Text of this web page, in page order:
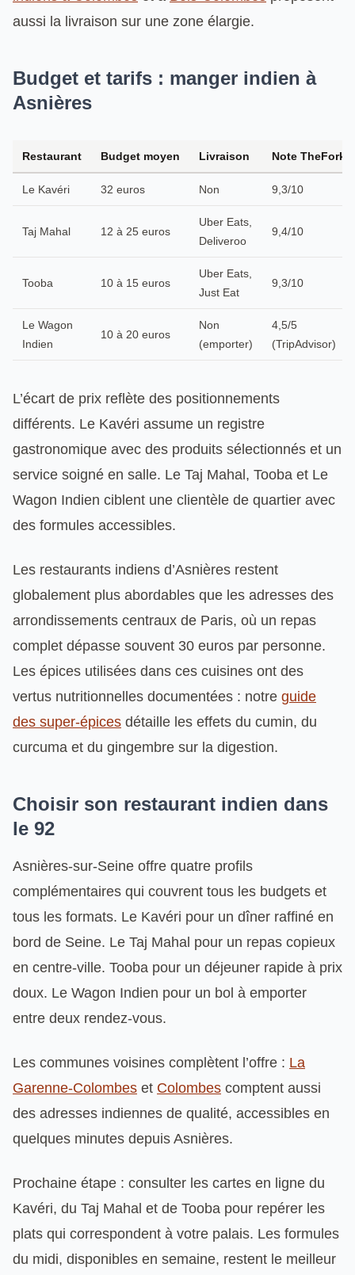
aussi la livraison sur une zone élargie.
Budget et tarifs : manger indien à
Asnières
Restaurant Budget moyen Livraison Note TheFork
Le Kavéri 32 euros Non 9,3/10
Taj Mahal 12 à 25 euros
Uber Eats,
Deliveroo
9,4/10
Tooba 10 à 15 euros
Uber Eats,
Just Eat
9,3/10
Le Wagon
Indien
10 à 20 euros
Non
(emporter)
4,5/5
(TripAdvisor)
L’écart de prix reflète des positionnements
différents. Le Kavéri assume un registre
gastronomique avec des produits sélectionnés et un
service soigné en salle. Le Taj Mahal, Tooba et Le
Wagon Indien ciblent une clientèle de quartier avec
des formules accessibles.
Les restaurants indiens d’Asnières restent
globalement plus abordables que les adresses des
arrondissements centraux de Paris, où un repas
complet dépasse souvent 30 euros par personne.
Les épices utilisées dans ces cuisines ont des
vertus nutritionnelles documentées : notre guide
des super-épices détaille les effets du cumin, du
curcuma et du gingembre sur la digestion.
Choisir son restaurant indien dans
le 92
Asnières-sur-Seine offre quatre profils
complémentaires qui couvrent tous les budgets et
tous les formats. Le Kavéri pour un dîner raffiné en
bord de Seine. Le Taj Mahal pour un repas copieux
en centre-ville. Tooba pour un déjeuner rapide à prix
doux. Le Wagon Indien pour un bol à emporter
entre deux rendez-vous.
Les communes voisines complètent l’offre : La
Garenne-Colombes et Colombes comptent aussi
des adresses indiennes de qualité, accessibles en
quelques minutes depuis Asnières.
Prochaine étape : consulter les cartes en ligne du
Kavéri, du Taj Mahal et de Tooba pour repérer les
plats qui correspondent à votre palais. Les formules
du midi, disponibles en semaine, restent le meilleur